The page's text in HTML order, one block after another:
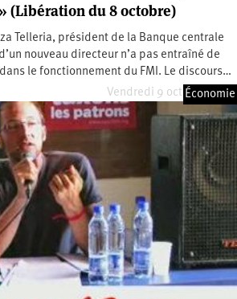
(Libération du 8 octobre)
Telleria, président de la Banque centrale
nouveau directeur n’a pas entraîné de
le fonctionnement du FMI. Le discours…
Vendredi 9 octobre 2009
Économie